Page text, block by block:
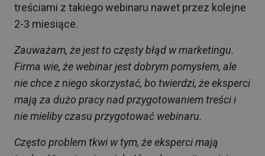
treściami z takiego webinaru nawet przez kolejne
2-3 miesiące.
Zauważam, że jest to częsty błąd w marketingu.
Firma wie, że webinar jest dobrym pomysłem, ale
nie chce z niego skorzystać, bo twierdzi, że eksperci
mają za dużo pracy nad przygotowaniem treści i
nie mieliby czasu przygotować webinaru.
Często problem tkwi w tym, że eksperci mają